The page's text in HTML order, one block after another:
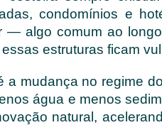
condomínios e
— algo comum ao
estruturas ficam
a mudança no regime
água e menos
natural,